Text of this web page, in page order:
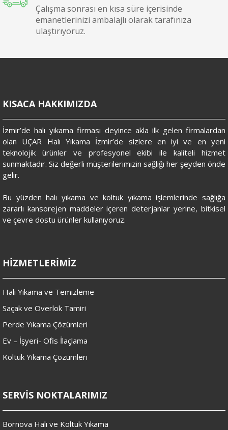
Çalışma sonrası en kısa süre içerisinde
emanetlerinizi ambalajlı olarak tarafınıza
ulaştırıyoruz.
KISACA HAKKIMIZDA
İzmir’de halı yıkama firması deyince akla ilk gelen firmalardan
olan UÇAR Halı Yıkama İzmir’de sizlere en iyi ve en yeni
teknolojik ürünler ve profesyonel ekibi ile kaliteli hizmet
sunmaktadır. Siz değerli müşterilerimizin sağlığı her şeyden önde
gelir.
Bu yüzden halı yıkama ve koltuk yıkama işlemlerinde sağlığa
zararlı kansorejen maddeler içeren deterjanlar yerine, bitkisel
ve çevre dostu ürünler kullanıyoruz.
HİZMETLERİMİZ
Halı Yıkama ve Temizleme
Saçak ve Overlok Tamiri
Perde Yıkama Çözümleri
Ev – İşyeri- Ofis İlaçlama
Koltuk Yıkama Çözümleri
SERVİS NOKTALARIMIZ
Bornova Halı ve Koltuk Yıkama